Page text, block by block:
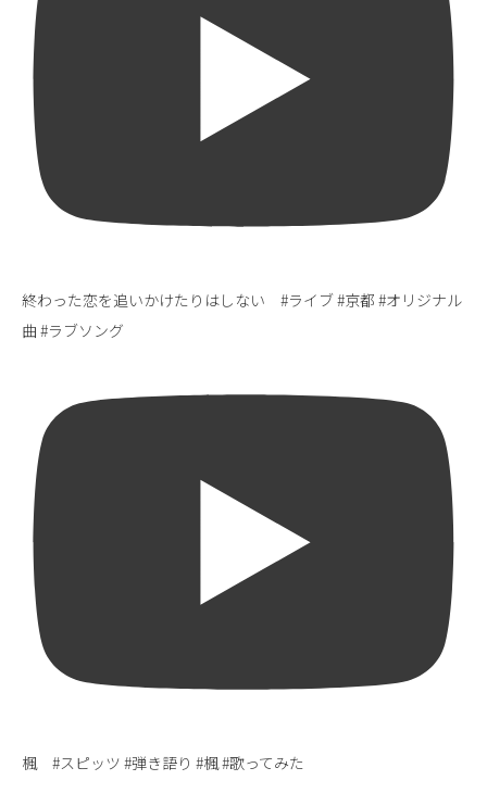
終わった恋を追いかけたりはしない #ライブ #京都 #オリジナル
曲 #ラブソング
楓 #スピッツ #弾き語り #楓 #歌ってみた